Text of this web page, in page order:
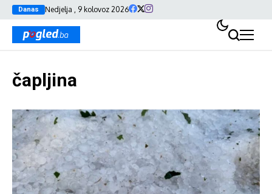
Danas Nedjelja , 9 kolovoz 2026
čapljina